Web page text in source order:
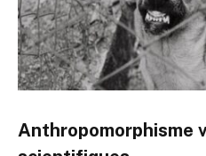
Anthropomorphisme